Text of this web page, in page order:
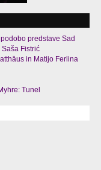
predstave Sad
Fistrić
in Matijo Ferlina
Tunel